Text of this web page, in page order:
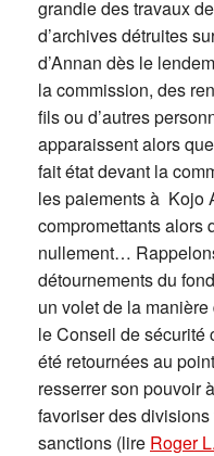
grandie des travaux
d’archives détruites
d’Annan dès le
la commission, des
fils ou d’autres
apparaissent alors
fait état devant la
les paiements à Kojo
compromettants alors
nullement…
détournements du
un volet de la
le Conseil de sécurité
été retournées au
resserrer son pouvoir
favoriser des
sanctions (lire Roger